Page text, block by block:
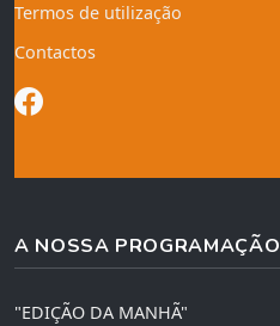
Termos de utilização
Contactos
A NOSSA PROGRAMAÇÃO
"EDIÇÃO DA MANHÃ"